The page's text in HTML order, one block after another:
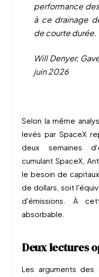
performance
à ce drainage
de courte durée.
Will Denyer,
juin 2026
Selon la même
levés par SpaceX
deux semaines
cumulant SpaceX,
le besoin de
de dollars, soit
d'émissions. À
absorbable.
Deux lectures
Les arguments